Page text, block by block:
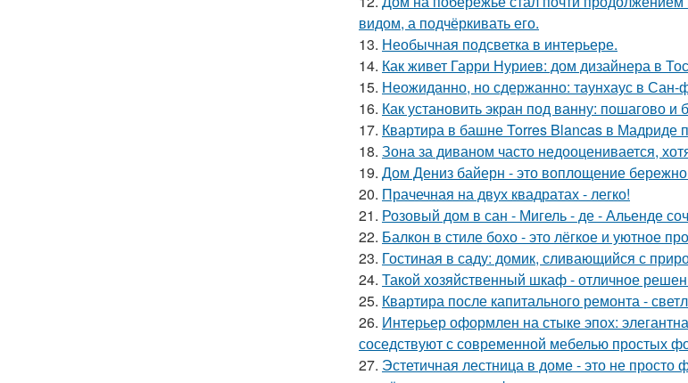
видом, а подчёркивать его.
13. Необычная подсветка в интерьере.
14. Как живет Гарри Нуриев: дом дизайнера в
15. Неожиданно, но сдержанно: таунхаус в Сан-
16. Как установить экран под ванну: пошагово и
17. Квартира в башне Torres Blancas в Мадриде
18. Зона за диваном часто недооценивается,
19. Дом Дениз байерн - это воплощение
20. Прачечная на двух квадратах - легко!
21. Розовый дом в сан - Мигель - де - Альенде
22. Балкон в стиле бохо - это лёгкое и уютное
23. Гостиная в саду: домик, сливающийся с
24. Такой хозяйственный шкаф - отличное
25. Квартира после капитального ремонта -
26. Интерьер оформлен на стыке эпох:
соседствуют с современной мебелью простых
27. Эстетичная лестница в доме - это не